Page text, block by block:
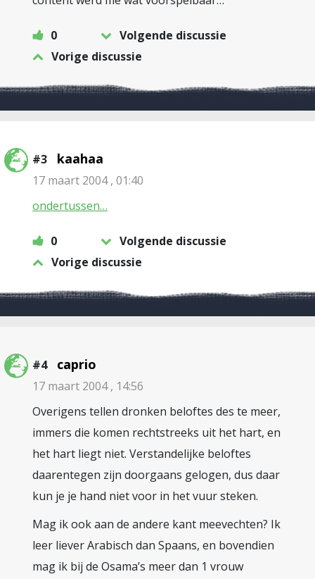
0
Volgende discussie
Vorige discussie
#3 kaahaa
17 maart 2004 , 01:40
ondertussen…
0
Volgende discussie
Vorige discussie
#4 caprio
17 maart 2004 , 14:56
Overigens tellen dronken beloftes des te meer,
immers die komen rechtstreeks uit het hart, en
het hart liegt niet. Verstandelijke beloftes
daarentegen zijn doorgaans gelogen, dus daar
kun je je hand niet voor in het vuur steken.
Mag ik ook aan de andere kant meevechten? Ik
leer liever Arabisch dan Spaans, en bovendien
mag ik bij de Osama’s meer dan 1 vrouw